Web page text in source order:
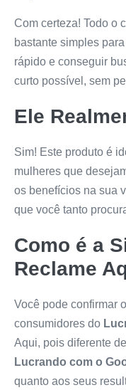
Com certeza! Todo o
bastante simples
rápido e conseguir
curto possível, sem
Ele
Sim! Este produto é
mulheres que
os benefícios na sua
que você tanto
Como é a
Reclame
Você pode confirmar
consumidores do
Aqui, pois diferente
Lucrando com o
quanto aos seus